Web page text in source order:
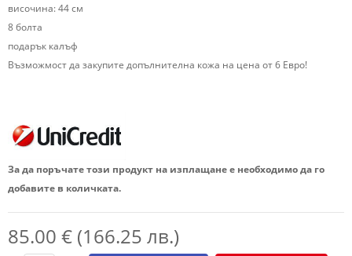
височина: 44 см
8 болта
подарък калъф
Възможмост да закупите допълнителна кожа на цена от 6 Евро!
За да поръчате този продукт на изплащане е необходимо да го
добавите в количката.
85.00 € (166.25 лв.)